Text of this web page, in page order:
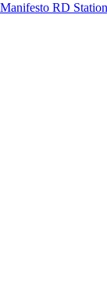
Manifesto RD Station